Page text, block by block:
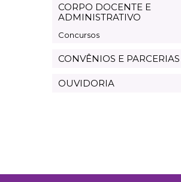
CORPO DOCENTE E
ADMINISTRATIVO
Concursos
CONVÊNIOS E PARCERIAS
OUVIDORIA